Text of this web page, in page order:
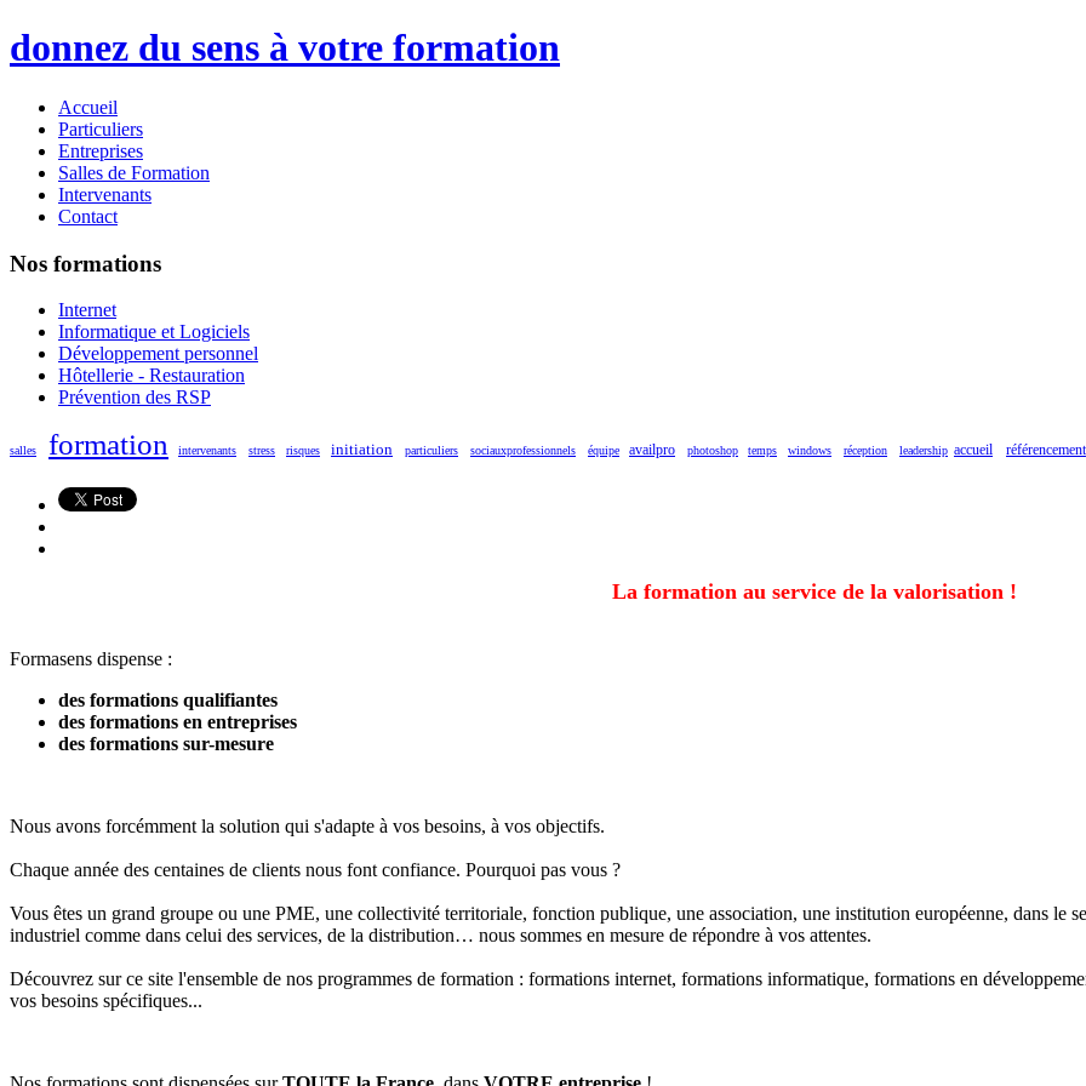
donnez du sens à votre formation
Accueil
Particuliers
Entreprises
Salles de Formation
Intervenants
Contact
Nos formations
Internet
Informatique et Logiciels
Développement personnel
Hôtellerie - Restauration
Prévention des RSP
salles formation intervenants stress risques initiation particuliers sociauxprofessionnels équipe availpro photoshop temps windows réception leadership accueil référencement
La formation au service de la valorisation !
Formasens dispense :
des formations qualifiantes
des formations en entreprises
des formations sur-mesure
Nous avons forcémment la solution qui s'adapte à vos besoins, à vos objectifs.
Chaque année des centaines de clients nous font confiance. Pourquoi pas vous ?
Vous êtes un grand groupe ou une PME, une collectivité territoriale, fonction publique, une association, une institution européenne, dans le
industriel comme dans celui des services, de la distribution… nous sommes en mesure de répondre à vos attentes.
Découvrez sur ce site l'ensemble de nos programmes de formation : formations internet, formations informatique, formations en
vos besoins spécifiques...